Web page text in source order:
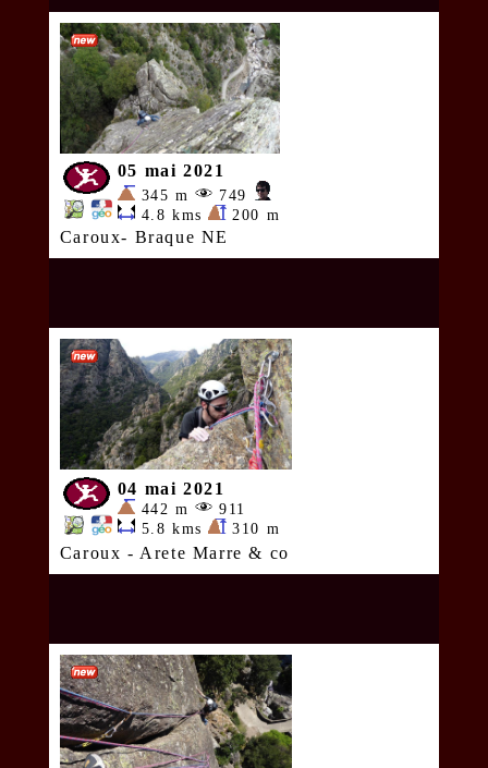
05 mai 2021
345 m
749
4.8 kms
200 m
Caroux- Braque NE
04 mai 2021
442 m
911
5.8 kms
310 m
Caroux - Arete Marre & co